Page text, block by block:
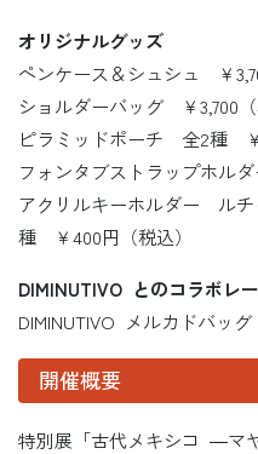
オリジナルグッズ
ペンケース＆シュシュ ￥
ショルダーバッグ ￥3,700（
ピラミッドポーチ 全2種 ￥
フォンタブストラップホル
アクリルキーホルダー ル
種 ￥400円（税込）
DIMINUTIVO とのコラボレ
DIMINUTIVO メルカドバッ
開催概要
特別展「古代メキシコ ―マ